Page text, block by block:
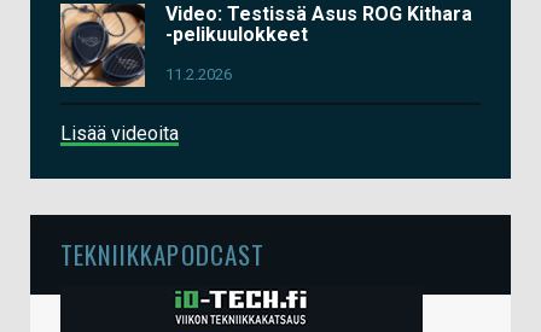
Video: Testissä Asus ROG Kithara
-pelikuulokkeet
11.2.2026
Lisää videoita
TEKNIIKKAPODCAST